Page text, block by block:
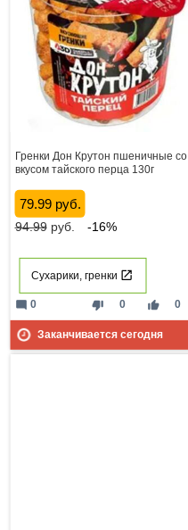
Гренки Дон Крутон пшеничные со
вкусом тайского перца 130г
79.99 руб.
94.99руб. -16%
Сухарики, гренки
thumb_down 0 thumb_up 0
mode_comment 0
Заканчивается сегодня